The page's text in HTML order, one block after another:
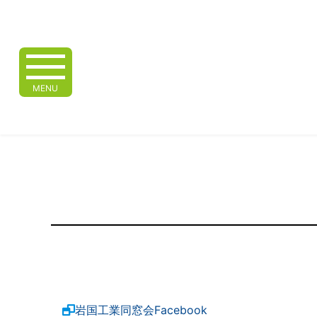
MENU
岩国工業同窓会Facebook